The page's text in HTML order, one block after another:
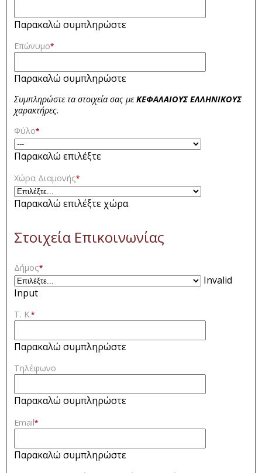
Παρακαλώ συμπληρώστε
Επώνυμο*
Παρακαλώ συμπληρώστε
Συμπληρώστε τα στοιχεία σας μεΚΕΦΑΛΑΙΟΥΣ ΕΛΛΗΝΙΚΟΥΣ
χαρακτήρες.
Φύλο*
Παρακαλώ επιλέξτε
Χώρα Διαμονής*
Παρακαλώ επιλέξτε χώρα
Στοιχεία Επικοινωνίας
Δήμος*
Invalid
Input
Τ. Κ.*
Παρακαλώ συμπληρώστε
Τηλέφωνο
Παρακαλώ συμπληρώστε
Email*
Παρακαλώ συμπληρώστε